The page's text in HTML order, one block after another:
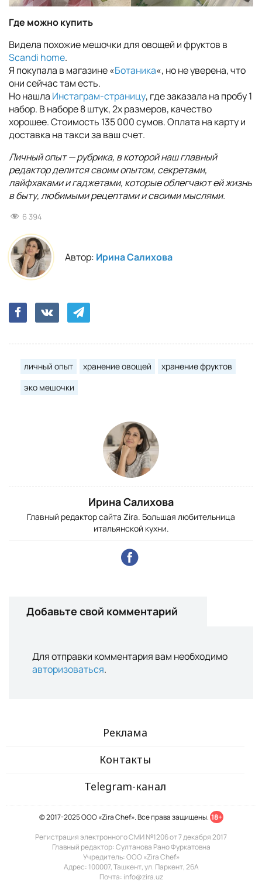
Где можно купить
Видела похожие мешочки для овощей и фруктов в
Scandi home.
Я покупала в магазине «Ботаника«, но не уверена, что
они сейчас там есть.
Но нашла Инстаграм-страницу, где заказала на пробу 1
набор. В наборе 8 штук, 2х размеров, качество
хорошее. Стоимость 135 000 сумов. Оплата на карту и
доставка на такси за ваш счет.
Личный опыт — рубрика, в которой наш главный
редактор делится своим опытом, секретами,
лайфхаками и гаджетами, которые облегчают ей жизнь
в быту, любимыми рецептами и своими мыслями.
6 394
Автор: Ирина Салихова
личный опыт хранение овощей
хранение фруктов
эко мешочки
Ирина Салихова
Главный редактор сайта Zira. Большая любительница
итальянской кухни.
Добавьте свой комментарий
Для отправки комментария вам необходимо
авторизоваться.
Реклама
Контакты
Telegram-канал
© 2017-2025 ООО «Zira Chef». Все права защищены. 18+
Регистрация электронного СМИ №1206 от 7 декабря 2017
Главный редактор: Султанова Рано Фуркатовна
Учредитель: ООО «Zira Chef»
Адрес: 100007, Ташкент, ул. Паркент, 26А
Почта: info@zira.uz